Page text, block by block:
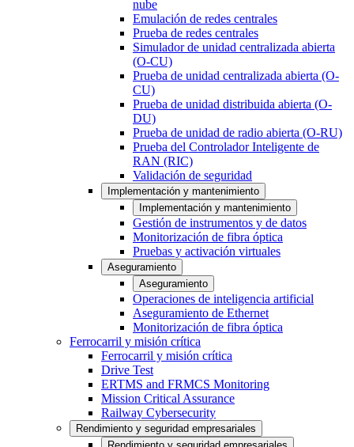
nube
Emulación de redes centrales
Prueba de redes centrales
Simulador de unidad centralizada abierta
(O-CU)
Prueba de unidad centralizada abierta (O-
CU)
Prueba de unidad distribuida abierta (O-
DU)
Prueba de unidad de radio abierta (O-RU)
Prueba del Controlador Inteligente de
RAN (RIC)
Validación de seguridad
Implementación y mantenimiento
Implementación y mantenimiento
Gestión de instrumentos y de datos
Monitorización de fibra óptica
Pruebas y activación virtuales
Aseguramiento
Aseguramiento
Operaciones de inteligencia artificial
Aseguramiento de Ethernet
Monitorización de fibra óptica
Ferrocarril y misión crítica
Ferrocarril y misión crítica
Drive Test
ERTMS and FRMCS Monitoring
Mission Critical Assurance
Railway Cybersecurity
Rendimiento y seguridad empresariales